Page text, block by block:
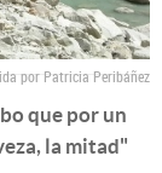
por Patricia Peribáñez
que por un
la mitad"